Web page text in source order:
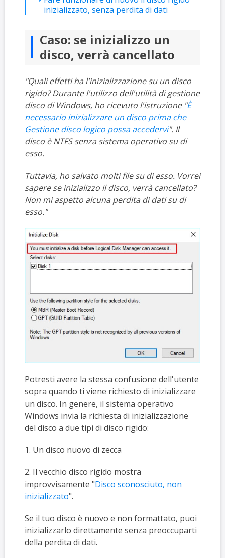
inizializzato, senza perdita di dati
Caso: se inizializzo un
disco, verrà cancellato
"Quali effetti ha l'inizializzazione su un disco
rigido? Durante l'utilizzo dell'utilità di gestione
disco di Windows, ho ricevuto l'istruzione "È
necessario inizializzare un disco prima che
Gestione disco logico possa accedervi". Il
disco è NTFS senza sistema operativo su di
esso.
Tuttavia, ho salvato molti file su di esso. Vorrei
sapere se inizializzo il disco, verrà cancellato?
Non mi aspetto alcuna perdita di dati su di
esso."
Potresti avere la stessa confusione dell'utente
sopra quando ti viene richiesto di inizializzare
un disco. In genere, il sistema operativo
Windows invia la richiesta di inizializzazione
del disco a due tipi di disco rigido:
1. Un disco nuovo di zecca
2. Il vecchio disco rigido mostra
improvvisamente "Disco sconosciuto, non
inizializzato".
Se il tuo disco è nuovo e non formattato, puoi
inizializzarlo direttamente senza preoccuparti
della perdita di dati.